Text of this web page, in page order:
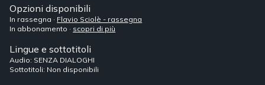
Opzioni disponibili
In rassegna · Flavio Sciolè - rassegna
In abbonamento · scopri di più
Lingue e sottotitoli
Audio: SENZA DIALOGHI
Sottotitoli: Non disponibili